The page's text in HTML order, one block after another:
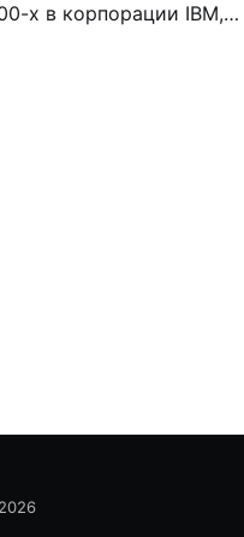
х в корпорации IBM,